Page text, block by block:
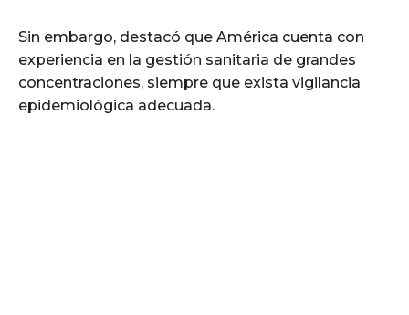
Sin embargo, destacó que América cuenta con
experiencia en la gestión sanitaria de grandes
concentraciones, siempre que exista vigilancia
epidemiológica adecuada.